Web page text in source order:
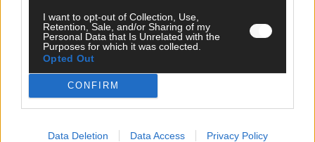
I want to opt-out of Collection, Use,
Retention, Sale, and/or Sharing of my
Personal Data that Is Unrelated with the
Purposes for which it was collected.
Opted Out
CONFIRM
Data Deletion Data Access Privacy Policy
Eurovision
FLASH – DAS VIDEOPORTAL